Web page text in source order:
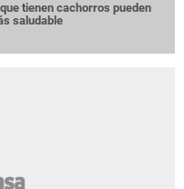
tienen cachorros pueden
saludable